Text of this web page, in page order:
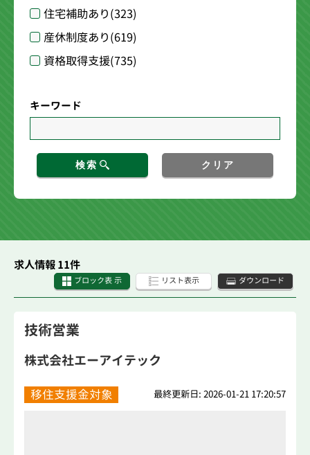
住宅補助あり(323)
産休制度あり(619)
資格取得支援(735)
キーワード
検索 クリア
求人情報 11件
ブロック表 示 リスト表示 ダウンロード
技術営業
株式会社エーアイテック
移住支援金対象 最終更新日: 2026-01-21 17:20:57